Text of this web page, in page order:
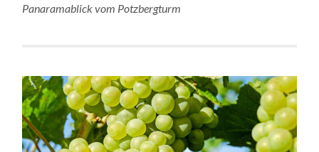
Panaramablick vom Potzbergturm